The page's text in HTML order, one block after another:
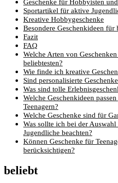
Sportartikel für aktive
Kreative Hobbygeschenke
Besondere Geschenkideen für
Fazit
FAQ
Welche Arten von
beliebtesten?
Wie finde ich kreative
Sind personalisierte
Was sind tolle
Welche Geschenkideen
Teenagern?
Welche Geschenke sind für
Was sollte ich bei der
Jugendliche beachten?
Können Geschenke für
berücksichtigen?
beliebt